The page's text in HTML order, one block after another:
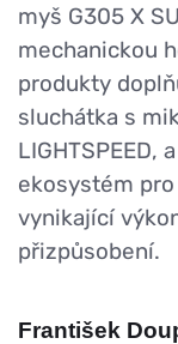
myš G305 X
mechanickou
produkty
sluchátka s
LIGHTSPEED,
ekosystém
vynikající
přizpůsobení.
František